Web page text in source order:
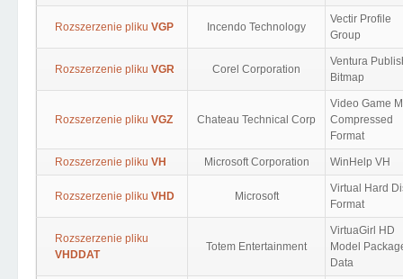
Rozszerzenie pliku VGP Incendo Technology
Vectir Profile
Group
Rozszerzenie pliku VGR Corel Corporation
Ventura
Bitmap
Rozszerzenie pliku VGZ Chateau Technical Corp
Video Game
Compressed
Format
Rozszerzenie pliku VH Microsoft Corporation WinHelp VH
Rozszerzenie pliku VHD Microsoft
Virtual Hard
Format
Rozszerzenie pliku
VHDDAT
Totem Entertainment
VirtuaGirl HD
Model
Data